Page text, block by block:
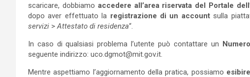
scaricare, dobbiamo accedere all’area riservata del Portale
dopo aver effettuato la registrazione di un accountsulla
servizi >Attestato di residenza“.
In caso di qualsiasi problema l’utente può contattare un
seguente indirizzo: uco.dgmot@mit.gov.it.
Mentre aspettiamo l’aggiornamento della pratica, possiamo